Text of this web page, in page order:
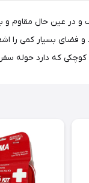
کوچک هپی کمپ کد 46826 را از